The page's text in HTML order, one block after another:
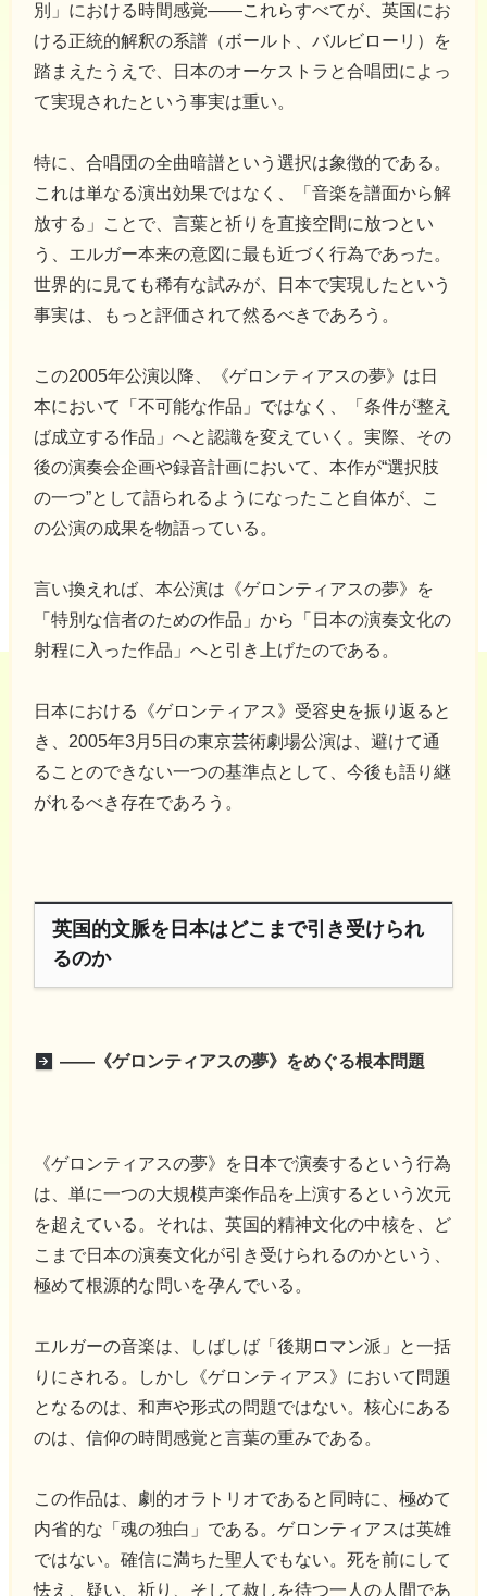
別」における時間感覚――これらすべてが、英国にお
ける正統的解釈の系譜（ボールト、バルビローリ）を
踏まえたうえで、日本のオーケストラと合唱団によっ
て実現されたという事実は重い。
特に、合唱団の全曲暗譜という選択は象徴的である。
これは単なる演出効果ではなく、「音楽を譜面から解
放する」ことで、言葉と祈りを直接空間に放つとい
う、エルガー本来の意図に最も近づく行為であった。
世界的に見ても稀有な試みが、日本で実現したという
事実は、もっと評価されて然るべきであろう。
この2005年公演以降、《ゲロンティアスの夢》は日
本において「不可能な作品」ではなく、「条件が整え
ば成立する作品」へと認識を変えていく。実際、その
後の演奏会企画や録音計画において、本作が“選択肢
の一つ”として語られるようになったこと自体が、こ
の公演の成果を物語っている。
言い換えれば、本公演は《ゲロンティアスの夢》を
「特別な信者のための作品」から「日本の演奏文化の
射程に入った作品」へと引き上げたのである。
日本における《ゲロンティアス》受容史を振り返ると
き、2005年3月5日の東京芸術劇場公演は、避けて通
ることのできない一つの基準点として、今後も語り継
がれるべき存在であろう。
英国的文脈を日本はどこまで引き受けられ
るのか
――《ゲロンティアスの夢》をめぐる根本問題
《ゲロンティアスの夢》を日本で演奏するという行為
は、単に一つの大規模声楽作品を上演するという次元
を超えている。それは、英国的精神文化の中核を、ど
こまで日本の演奏文化が引き受けられるのかという、
極めて根源的な問いを孕んでいる。
エルガーの音楽は、しばしば「後期ロマン派」と一括
りにされる。しかし《ゲロンティアス》において問題
となるのは、和声や形式の問題ではない。核心にある
のは、信仰の時間感覚と言葉の重みである。
この作品は、劇的オラトリオであると同時に、極めて
内省的な「魂の独白」である。ゲロンティアスは英雄
ではない。確信に満ちた聖人でもない。死を前にして
怯え、疑い、祈り、そして赦しを待つ一人の人間であ